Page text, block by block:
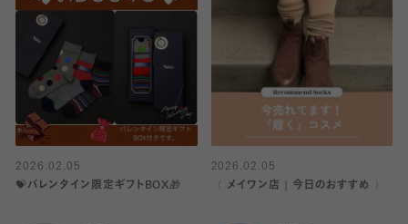
2026.02.05
💝バレンタイン限定ギフトBOX🎁
2026.02.05
〈 メイワン店｜今日のおすすめ 〉